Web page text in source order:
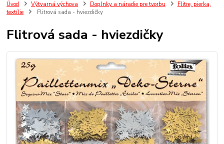
Úvod Výtvarná výchova Doplnky a náradie pre tvorbu
Flitre, pierka,
textílie
Flitrová sada - hviezdičky
Flitrová sada - hviezdičky